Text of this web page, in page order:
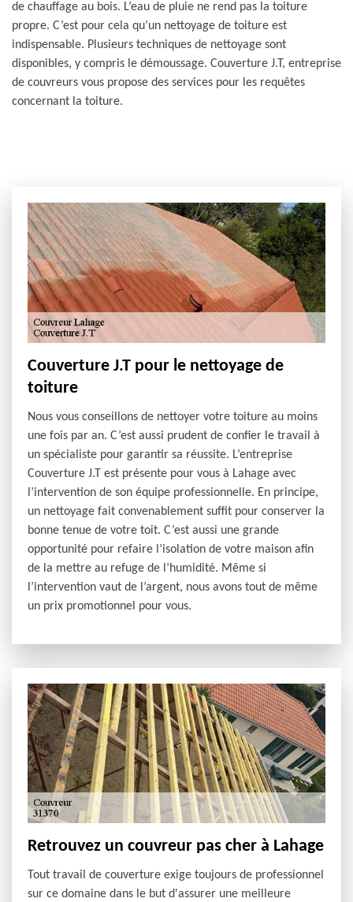
de chauffage au bois. L’eau de pluie ne rend pas la toiture
propre. C’est pour cela qu’un nettoyage de toiture est
indispensable. Plusieurs techniques de nettoyage sont
disponibles, y compris le démoussage. Couverture J.T, entreprise
de couvreurs vous propose des services pour les requêtes
concernant la toiture.
Couverture J.T pour le nettoyage de
toiture
Nous vous conseillons de nettoyer votre toiture au moins
une fois par an. C’est aussi prudent de confier le travail à
un spécialiste pour garantir sa réussite. L’entreprise
Couverture J.T est présente pour vous à Lahage avec
l’intervention de son équipe professionnelle. En principe,
un nettoyage fait convenablement suffit pour conserver la
bonne tenue de votre toit. C’est aussi une grande
opportunité pour refaire l’isolation de votre maison afin
de la mettre au refuge de l’humidité. Même si
l’intervention vaut de l’argent, nous avons tout de même
un prix promotionnel pour vous.
Retrouvez un couvreur pas cher à Lahage
Tout travail de couverture exige toujours de professionnel
sur ce domaine dans le but d'assurer une meilleure